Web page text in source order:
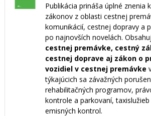
Publikácia prináša úplné znenia
zákonov z oblasti cestnej
komunikácií, cestnej dopravy a
po najnovších novelách.
cestnej premávke, cestný
cestnej doprave aj zákon o
vozidiel v cestnej premávke
týkajúcich sa závažných
rehabilitačných programov,
kontrole a parkovaní,
emisných kontrol.